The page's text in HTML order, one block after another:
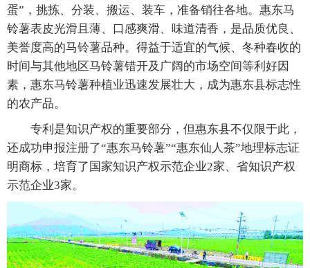
蛋”，挑拣、分装、搬运、装车，准备销往各地。惠东马
铃薯表皮光滑且薄、口感爽滑、味道清香，是品质优良、
美誉度高的马铃薯品种。得益于适宜的气候、冬种春收的
时间与其他地区马铃薯错开及广阔的市场空间等利好因
素，惠东马铃薯种植业迅速发展壮大，成为惠东县标志性
的农产品。
专利是知识产权的重要部分，但惠东县不仅限于此，
还成功申报注册了“惠东马铃薯”“惠东仙人茶”地理标志证
明商标，培育了国家知识产权示范企业2家、省知识产权
示范企业3家。